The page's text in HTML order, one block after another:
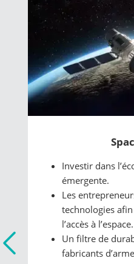
Une nouvelle
alternative.
Les applications
voitures aux
avions.
Soutenu par les
monde entier